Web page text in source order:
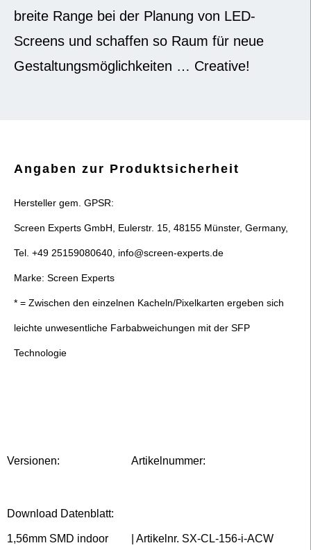
breite Range bei der Planung von LED-
Screens und schaffen so Raum für neue
Gestaltungsmöglichkeiten … Creative!
Angaben zur Produktsicherheit
Hersteller gem. GPSR:
Screen Experts GmbH, Eulerstr. 15, 48155 Münster, Germany,
Tel. +49 25159080640, info@screen-experts.de
Marke: Screen Experts
* = Zwischen den einzelnen Kacheln/Pixelkarten ergeben sich
leichte unwesentliche Farbabweichungen mit der SFP
Technologie
Versionen: Artikelnummer:
Download Datenblatt:
1,56mm SMD indoor | Artikelnr. SX-CL-156-i-ACW